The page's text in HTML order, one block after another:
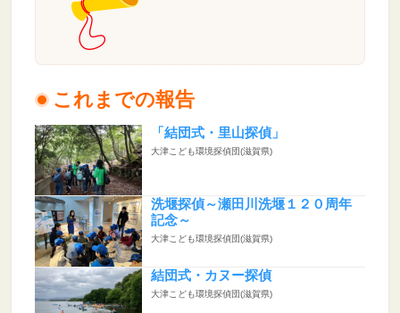
これまでの報告
「結団式・里山探偵」
大津こども環境探偵団(滋賀県)
洗堰探偵～瀬田川洗堰１２０周年
記念～
大津こども環境探偵団(滋賀県)
結団式・カヌー探偵
大津こども環境探偵団(滋賀県)